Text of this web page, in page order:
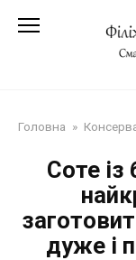
Головна »
Соте
дуже і